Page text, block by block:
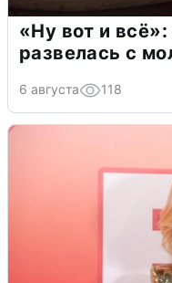
«Ну вот и
развелась с
6 августа 118